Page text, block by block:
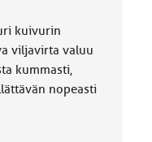
kuivurin
viljavirta valuu
kummasti,
nopeasti